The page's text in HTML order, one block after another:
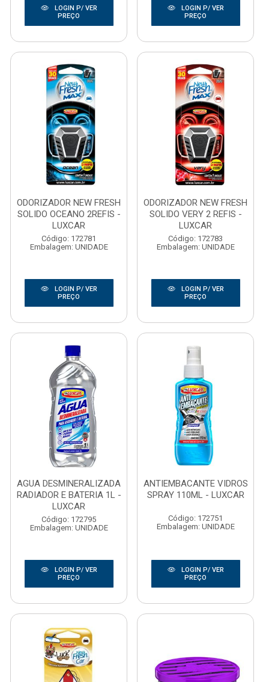
LOGIN P/ VER
PREÇO
LOGIN P/ VER
PREÇO
ODORIZADOR NEW FRESH
SOLIDO OCEANO 2REFIS -
LUXCAR
Código: 172781
Embalagem: UNIDADE
LOGIN P/ VER
PREÇO
ODORIZADOR NEW FRESH
SOLIDO VERY 2 REFIS -
LUXCAR
Código: 172783
Embalagem: UNIDADE
LOGIN P/ VER
PREÇO
AGUA DESMINERALIZADA
RADIADOR E BATERIA 1L -
LUXCAR
Código: 172795
Embalagem: UNIDADE
LOGIN P/ VER
PREÇO
ANTIEMBACANTE VIDROS
SPRAY 110ML - LUXCAR
Código: 172751
Embalagem: UNIDADE
LOGIN P/ VER
PREÇO